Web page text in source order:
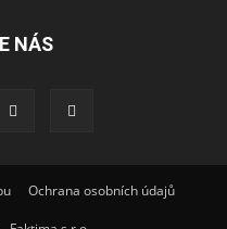
NÁS
Ochrana osobních údajů